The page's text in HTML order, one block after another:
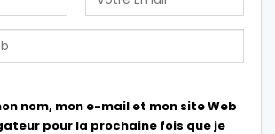
nom, mon e-mail et mon site Web
pour la prochaine fois que je